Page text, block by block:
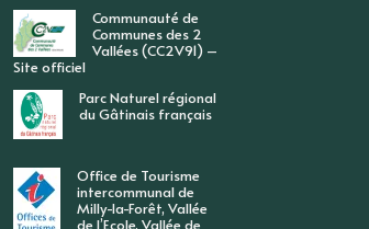
Communauté de
Communes des 2
Vallées (CC2V91) –
Site officiel
Parc Naturel régional
du Gâtinais français
Office de Tourisme
intercommunal de
Milly-la-Forêt, Vallée
de l’Ecole, Vallée de